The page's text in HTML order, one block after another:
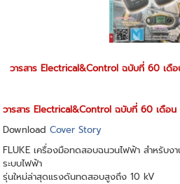
วารสาร Electrical&Control ฉบับที่ 60 เดื
วารสาร Electrical&Control ฉบับที่ 60 เดือน
DownloadCover Story
FLUKE เครื่องมือทดสอบฉนวนไฟฟ้า สำหรับง
ระบบไฟฟ้า
รุ่นใหม่ล่าสุดแรงดันทดสอบสูงถึง 10 kV